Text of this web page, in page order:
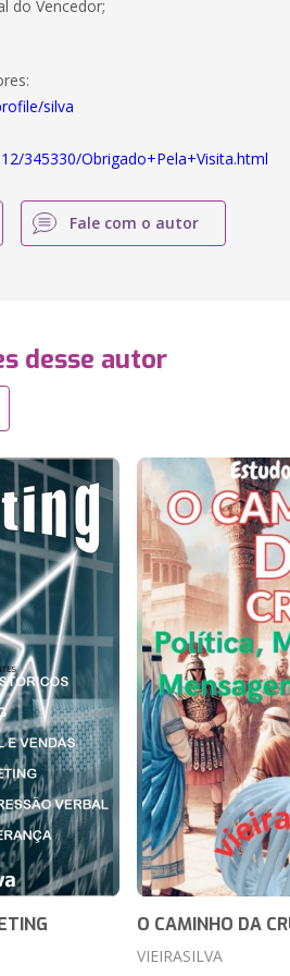
do Vencedor;
silva
345330/Obrigado+Pela+Visita.html
Fale com o autor
desse autor
O CAMINHO DA
VIEIRASILVA